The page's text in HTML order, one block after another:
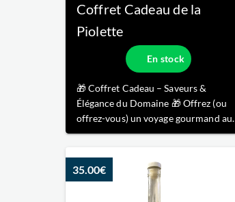
Coffret Cadeau de la
Piolette
En stock
🎁 Coffret Cadeau – Saveurs &
Élégance du Domaine 🎁 Offrez (ou
offrez-vous) un voyage gourmand au
cœur de notre savoir-faire artisanal
mêlant authenticité et raffinement. Ce
coffret réunit : 🍷 Une bouteille
d’Opportun , notre vin rouge
35.00€